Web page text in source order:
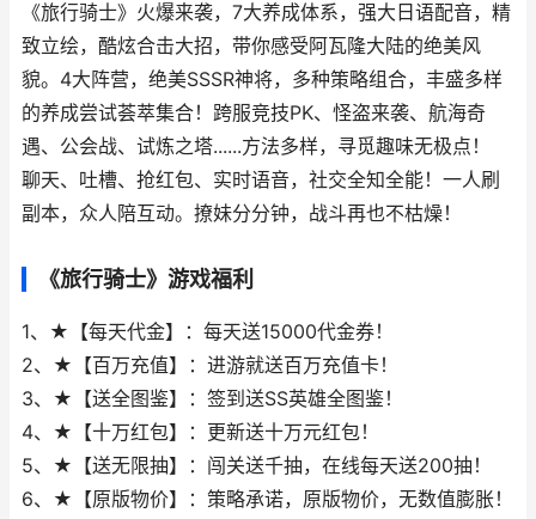
《旅行骑士》火爆来袭，7大养成体系，强大日语配音，精
致立绘，酷炫合击大招，带你感受阿瓦隆大陆的绝美风
貌。4大阵营，绝美SSSR神将，多种策略组合，丰盛多样
的养成尝试荟萃集合！跨服竞技PK、怪盗来袭、航海奇
遇、公会战、试炼之塔......方法多样，寻觅趣味无极点！
聊天、吐槽、抢红包、实时语音，社交全知全能！一人刷
副本，众人陪互动。撩妹分分钟，战斗再也不枯燥！
《旅行骑士》游戏福利
1、★【每天代金】：每天送15000代金券！
2、★【百万充值】：进游就送百万充值卡！
3、★【送全图鉴】：签到送SS英雄全图鉴！
4、★【十万红包】：更新送十万元红包！
5、★【送无限抽】：闯关送千抽，在线每天送200抽！
6、★【原版物价】：策略承诺，原版物价，无数值膨胀！